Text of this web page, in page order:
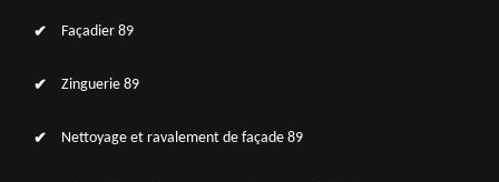
Façadier 89
Zinguerie 89
Nettoyage et ravalement de façade 89